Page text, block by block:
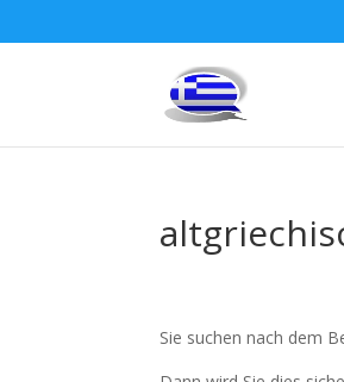
Sie suchen nach dem